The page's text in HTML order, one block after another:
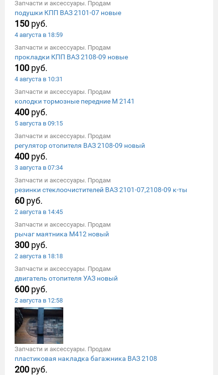
Запчасти и аксессуары. Продам
подушки КПП ВАЗ 2101-07 новые
150 руб.
4 августа в 18:59
Запчасти и аксессуары. Продам
прокладки КПП ВАЗ 2108-09 новые
100 руб.
4 августа в 10:31
Запчасти и аксессуары. Продам
колодки тормозные передние М 2141
400 руб.
5 августа в 09:15
Запчасти и аксессуары. Продам
регулятор отопителя ВАЗ 2108-09 новый
400 руб.
3 августа в 07:34
Запчасти и аксессуары. Продам
резинки стеклоочистителей ВАЗ 2101-07,2108-09 к-ты
60 руб.
2 августа в 14:45
Запчасти и аксессуары. Продам
рычаг маятника М412 новый
300 руб.
2 августа в 18:18
Запчасти и аксессуары. Продам
двигатель отопителя УАЗ новый
600 руб.
2 августа в 12:58
Запчасти и аксессуары. Продам
пластиковая накладка багажника ВАЗ 2108
200 руб.